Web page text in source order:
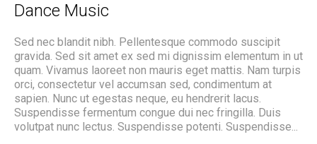
Dance Music
Sed nec blandit nibh. Pellentesque commodo suscipit
gravida. Sed sit amet ex sed mi dignissim elementum in ut
quam. Vivamus laoreet non mauris eget mattis. Nam turpis
orci, consectetur vel accumsan sed, condimentum at
sapien. Nunc ut egestas neque, eu hendrerit lacus.
Suspendisse fermentum congue dui nec fringilla. Duis
volutpat nunc lectus. Suspendisse potenti. Suspendisse...